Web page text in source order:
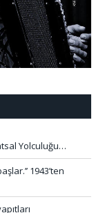
Yolculuğu…
1943’ten